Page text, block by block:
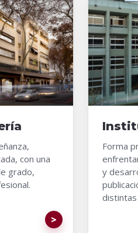
con una
grado,
Forma
y
distintas